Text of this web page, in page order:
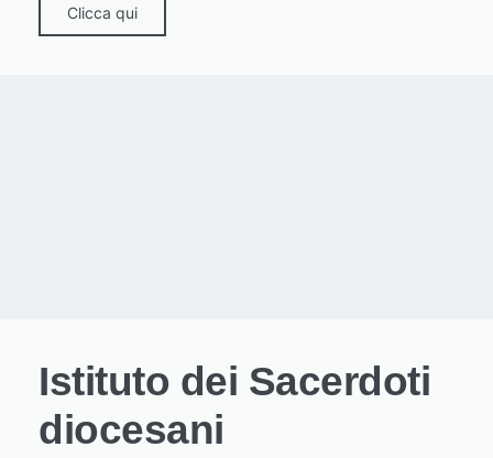
Clicca qui
Istituto dei Sacerdoti
diocesani